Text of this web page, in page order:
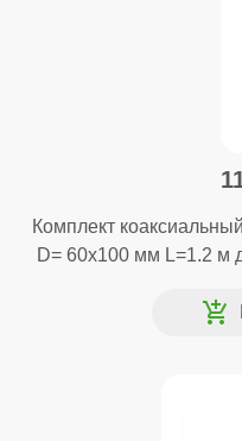
Комплект
D= 60x100 мм L=1.2 м